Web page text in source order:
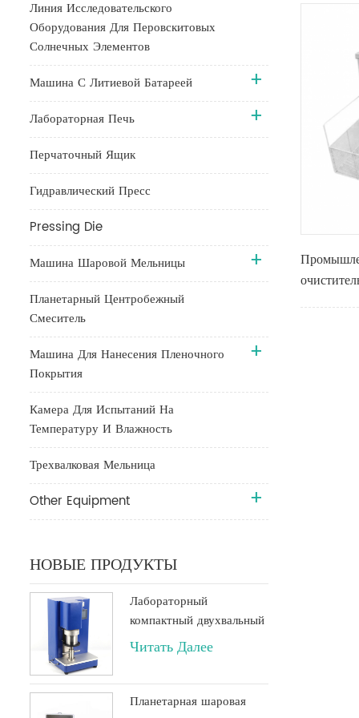
Линия Исследовательского
Оборудования Для Перовскитовых
Солнечных Элементов
Машина С Литиевой Батареей
Лабораторная Печь
Перчаточный Ящик
Гидравлический Пресс
Pressing Die
Машина Шаровой Мельницы
Планетарный Центробежный
Смеситель
Машина Для Нанесения Пленочного
Покрытия
Камера Для Испытаний На
Температуру И Влажность
Трехвалковая Мельница
Other Equipment
НОВЫЕ ПРОДУКТЫ
Лабораторный
компактный двухвальный
планетарный вакуумный
миксер объемом 500 мл
или 250 мл
Читать Далее
Планетарная шаровая